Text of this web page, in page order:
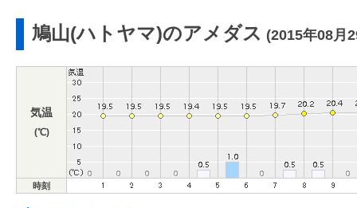
鳩山(ハトヤマ)のアメダス (2015年08月
気温
(℃)
時刻